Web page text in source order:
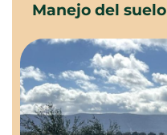
Manejo del suelo